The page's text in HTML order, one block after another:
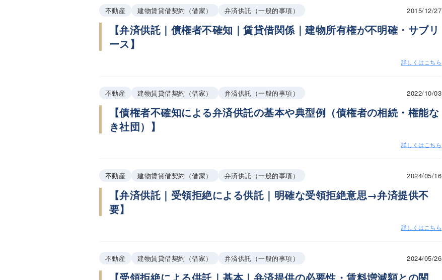
不動産 建物賃貸借契約（借家） 弁済供託（一般的事項） 2015/12/27
【弁済供託｜債権者不確知｜賃貸借関係｜建物所有権が不明確・サブリ
ース】
詳しくはこちら
不動産 建物賃貸借契約（借家） 弁済供託（一般的事項） 2022/10/03
【債権者不確知による弁済供託の基本や典型例（債権者の相続・権能な
き社団）】
詳しくはこちら
不動産 建物賃貸借契約（借家） 弁済供託（一般的事項） 2024/05/16
【弁済供託｜受領拒絶による供託｜明確な受領拒絶意思→弁済提供不
要】
詳しくはこちら
不動産 建物賃貸借契約（借家） 弁済供託（一般的事項） 2024/05/26